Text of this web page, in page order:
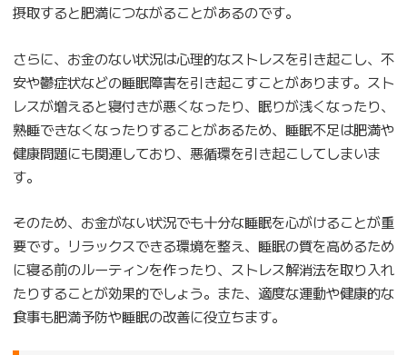
摂取すると肥満につながることがあるのです。
さらに、お金のない状況は心理的なストレスを引き起こし、不
安や鬱症状などの睡眠障害を引き起こすことがあります。スト
レスが増えると寝付きが悪くなったり、眠りが浅くなったり、
熟睡できなくなったりすることがあるため、睡眠不足は肥満や
健康問題にも関連しており、悪循環を引き起こしてしまいま
す。
そのため、お金がない状況でも十分な睡眠を心がけることが重
要です。リラックスできる環境を整え、睡眠の質を高めるため
に寝る前のルーティンを作ったり、ストレス解消法を取り入れ
たりすることが効果的でしょう。また、適度な運動や健康的な
食事も肥満予防や睡眠の改善に役立ちます。